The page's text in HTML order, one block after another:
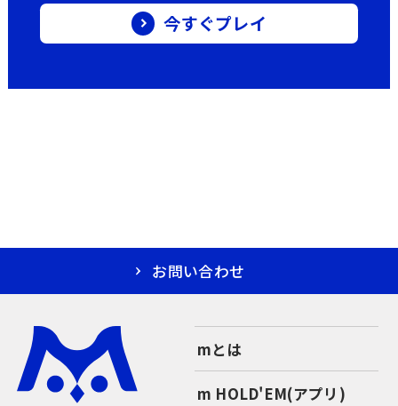
今すぐプレイ
お問い合わせ
mとは
m HOLD'EM(アプリ)